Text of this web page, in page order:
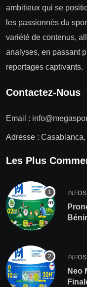
ambitieux qui se
les passionnés du
variété de contenus,
analyses, en passant
reportages captivants.
Contactez-Nous
Email :
Adresse : Casablanca,
Les Plus
INFOS
INFOS
Neo